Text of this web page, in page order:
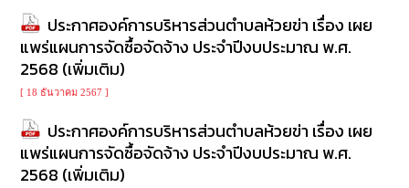
ประกาศองค์การบริหารส่วนตำบลห้วยข่า เรื่อง เผย
แพร่แผนการจัดซื้อจัดจ้าง ประจำปีงบประมาณ พ.ศ.
2568 (เพิ่มเติม)
[ 18 ธันวาคม 2567 ]
ประกาศองค์การบริหารส่วนตำบลห้วยข่า เรื่อง เผย
แพร่แผนการจัดซื้อจัดจ้าง ประจำปีงบประมาณ พ.ศ.
2568 (เพิ่มเติม)